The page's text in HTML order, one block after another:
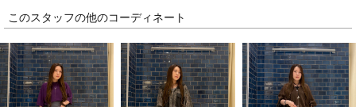
このスタッフの他のコーディネート